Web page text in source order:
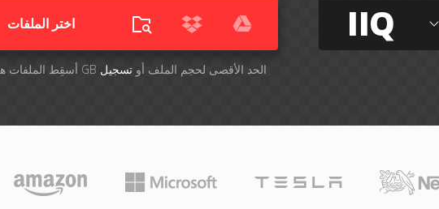
اختر الملفات
أسقِط الملفات هنا. 1 GB الحد الأقصى لحجم الملف أوتسجيل
IIQ